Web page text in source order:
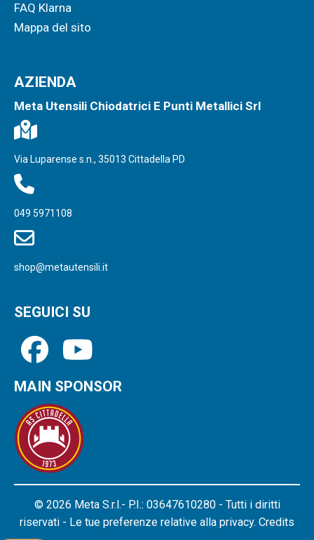
FAQ Klarna
Mappa del sito
AZIENDA
Meta Utensili Chiodatrici E Punti Metallici Srl
Via Luparense s.n., 35013 Cittadella PD
049 5971108
shop@metautensili.it
SEGUICI SU
MAIN SPONSOR
© 2026 Meta S.r.l.- P.I.: 03647610280 - Tutti i diritti
riservati - Le tue preferenze relative alla privacy. Credits